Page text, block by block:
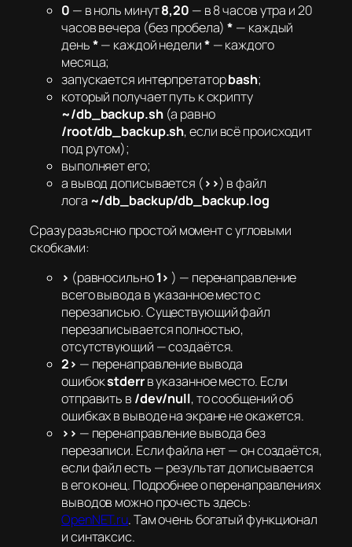
0 — в ноль минут8,20 — в 8 часов утра и 20
часов вечера (без пробела)* — каждый
день*— каждой недели* — каждого
месяца;
запускается интерпретаторbash;
который получает путь к скрипту
~/db_backup.sh (а равно
/root/db_backup.sh, если всё происходит
под рутом);
выполняет его;
а вывод дописывается (>>) в файл
лога ~/db_backup/db_backup.log
Сразу разъясню простой момент с угловыми
скобками:
> (равносильно1> ) — перенаправление
всего вывода в указанное место с
перезаписью. Существующий файл
перезаписывается полностью,
отсутствующий — создаётся.
2> — перенаправление вывода
ошибокstderrв указанное место. Если
отправить в /dev/null, то сообщений об
ошибках в выводе на экране не окажется.
>> — перенаправление вывода без
перезаписи. Если файла нет — он создаётся,
если файл есть — результат дописывается
в его конец. Подробнее о перенаправлениях
выводов можно прочесть здесь:
OpenNET.ru. Там очень богатый функционал
и синтаксис.